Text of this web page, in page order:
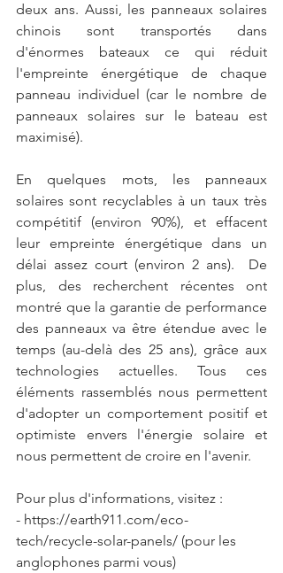
deux ans. Aussi, les panneaux solaires
chinois sont transportés dans
d'énormes bateaux ce qui réduit
l'empreinte énergétique de chaque
panneau individuel (car le nombre de
panneaux solaires sur le bateau est
maximisé).
En quelques mots, les panneaux
solaires sont recyclables à un taux très
compétitif (environ 90%), et effacent
leur empreinte énergétique dans un
délai assez court (environ 2 ans).  De
plus, des recherchent récentes ont
montré que la garantie de performance
des panneaux va être étendue avec le
temps (au-delà des 25 ans), grâce aux
technologies actuelles. Tous ces
éléments rassemblés nous permettent
d'adopter un comportement positif et
optimiste envers l'énergie solaire et
nous permettent de croire en l'avenir.
Pour plus d'informations, visitez :
- https://earth911.com/eco-
tech/recycle-solar-panels/ (pour les
anglophones parmi vous)